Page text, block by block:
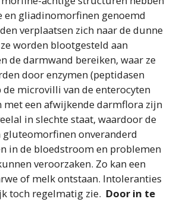
en gliadinomorfinen genoemd
verplaatsen zich naar de dunne
worden blootgesteld aan
de darmwand bereiken, waar ze
door enzymen (peptidasen
de microvilli van de enterocyten
met een afwijkende darmflora zijn
in slechte staat, waardoor de
onveranderd
in de bloedstroom en problemen
veroorzaken. Zo kan een
of melk ontstaan. Intoleranties
toch regelmatig zie. Door in te